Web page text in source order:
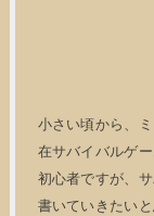
小さい頃から、
在サバイバルゲ
初心者ですが、
書いていきたい